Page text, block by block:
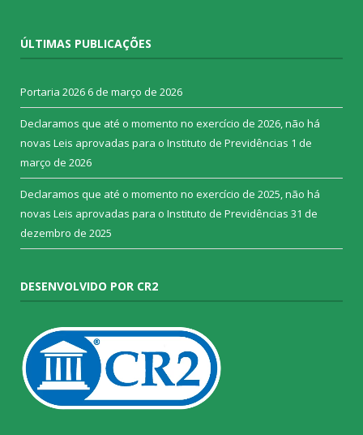
ÚLTIMAS PUBLICAÇÕES
Portaria 2026 6 de março de 2026
Declaramos que até o momento no exercício de 2026, não há
novas Leis aprovadas para o Instituto de Previdências 1 de
março de 2026
Declaramos que até o momento no exercício de 2025, não há
novas Leis aprovadas para o Instituto de Previdências 31 de
dezembro de 2025
DESENVOLVIDO POR CR2